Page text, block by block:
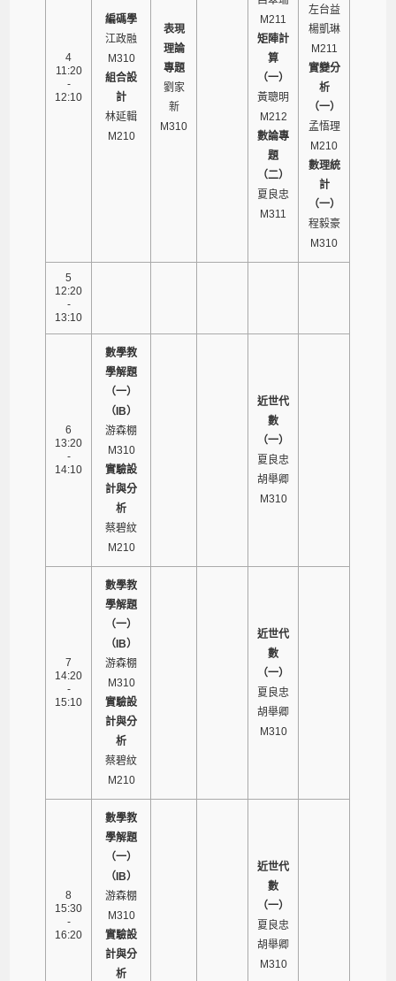
4
11:20
-
12:10
編碼學
江政融
M310
組合設
計
林延輯
M210
表現
理論
專題
劉家
新
M310
M211
矩陣計
算
（一）
黃聰明
M212
數論專
題
（二）
夏良忠
M311
左台益
楊凱琳
M211
實變分
析
（一）
孟悟理
M210
數理統
計
（一）
程毅豪
M310
5
12:20
-
13:10
6
13:20
-
14:10
數學教
學解題
（一）
（IB）
游森棚
M310
實驗設
計與分
析
蔡碧紋
M210
近世代
數
（一）
夏良忠
胡舉卿
M310
7
14:20
-
15:10
數學教
學解題
（一）
（IB）
游森棚
M310
實驗設
計與分
析
蔡碧紋
M210
近世代
數
（一）
夏良忠
胡舉卿
M310
8
15:30
-
16:20
數學教
學解題
（一）
（IB）
游森棚
M310
實驗設
計與分
析
近世代
數
（一）
夏良忠
胡舉卿
M310